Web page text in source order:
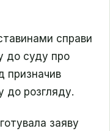
справи
до суду про
призначив
до розгляду.
заяву